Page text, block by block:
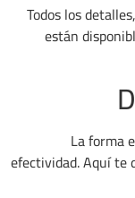
Todos los
están
La forma
efectividad. Aquí te